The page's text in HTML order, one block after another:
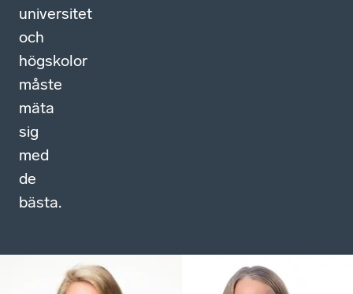
universitet
och
högskolor
måste
mäta
sig
med
de
bästa.